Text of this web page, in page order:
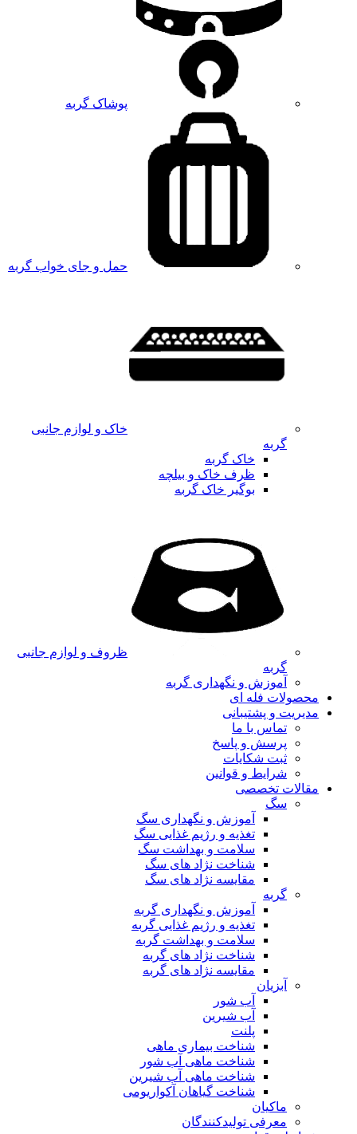
پوشاک گربه
حمل و جای خواب گربه
خاک و لوازم جانبی
گربه
خاک گربه
ظرف خاک و بیلچه
بوگیر خاک گربه
ظروف و لوازم جانبی
گربه
آموزش و نگهداری گربه
محصولات فله ای
مدیریت و پشتیبانی
تماس با ما
پرسش و پاسخ
ثبت شکایات
شرایط و قوانین
مقالات تخصصی
سگ
آموزش و نگهداری سگ
تغذیه و رژیم غذایی سگ
سلامت و بهداشت سگ
شناخت نژاد های سگ
مقایسه نژاد های سگ
گربه
آموزش و نگهداری گربه
تغذیه و رژیم غذایی گربه
سلامت و بهداشت گربه
شناخت نژاد های گربه
مقایسه نژاد های گربه
آبزیان
آب شور
آب شیرین
پلنت
شناخت بیماری ماهی
شناخت ماهی آب شور
شناخت ماهی آب شیرین
شناخت گیاهان آکواریومی
ماکیان
معرفی تولیدکنندگان